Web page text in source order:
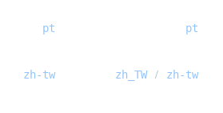
pt
pt
zh-tw
/
zh_TW
zh-tw